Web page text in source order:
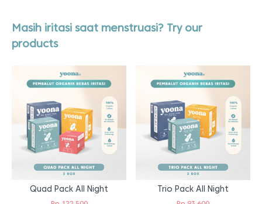
Masih iritasi saat menstruasi? Try our
products
Quad Pack All Night Trio Pack All Night